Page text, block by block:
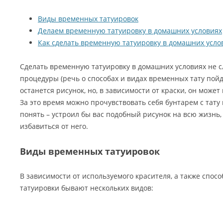
Виды временных татуировок
Делаем временную татуировку в домашних условиях
Как сделать временную татуировку в домашних
Сделать временную татуировку в домашних условиях не
процедуры (речь о способах и видах временных тату
останется рисунок, но, в зависимости от краски, он
За это время можно прочувствовать себя бунтарем с
понять – устроил бы вас подобный рисунок на всю жизнь,
избавиться от него.
Виды временных татуировок
В зависимости от используемого красителя, а также
татуировки бывают нескольких видов: